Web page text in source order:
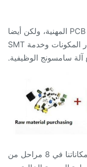
لا تقدم فقط تصنيع PCB المهنية، ولكن أيضا
تقدم خدمة PCBA، بما في ذلك مصادر المكونات وخدمة SMT
سامسونج الوظيفية.
إحدى نقاط قوتنا الأساسية تكمن في إمكاناتنا في 8 مراحل من